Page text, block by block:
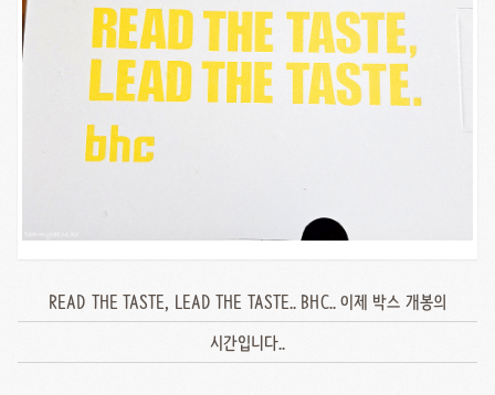
READ THE TASTE, LEAD THE TASTE.. BHC.. 이제 박스 개봉의
시간입니다..